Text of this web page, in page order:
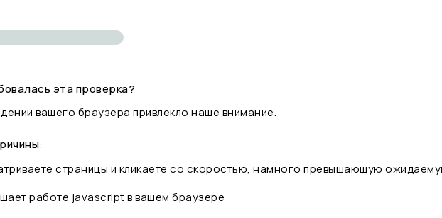
эта проверка?
вашего браузера привлекло наше внимание.
страницы и кликаете со скоростью, намного превышающую
работе javascript в вашем браузере